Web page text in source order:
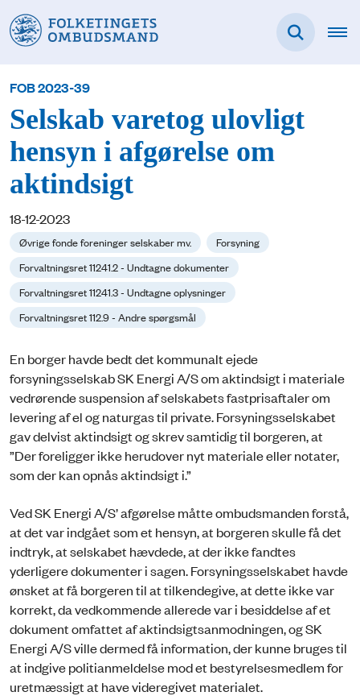
FOB 2023-39
Selskab varetog ulovligt
hensyn i afgørelse om
aktindsigt
18-12-2023
Øvrige fonde foreninger selskaber mv.
Forsyning
Forvaltningsret 11241.2 - Undtagne dokumenter
Forvaltningsret 11241.3 - Undtagne oplysninger
Forvaltningsret 112.9 - Andre spørgsmål
En borger havde bedt det kommunalt ejede
forsyningsselskab SK Energi A/S om aktindsigt i materiale
vedrørende suspension af selskabets fastprisaftaler om
levering af el og naturgas til private. Forsyningsselskabet
gav delvist aktindsigt og skrev samtidig til borgeren, at
”Der foreligger ikke herudover nyt materiale eller notater,
som der kan opnås aktindsigt i.”
Ved SK Energi A/S’ afgørelse måtte ombudsmanden forstå,
at det var indgået som et hensyn, at borgeren skulle få det
indtryk, at selskabet hævdede, at der ikke fandtes
yderligere dokumenter i sagen. Forsyningsselskabet havde
ønsket at få borgeren til at tilkendegive, at dette ikke var
korrekt, da vedkommende allerede var i besiddelse af et
dokument omfattet af aktindsigtsanmodningen, og SK
Energi A/S ville dermed få information, der kunne bruges til
at indgive politianmeldelse mod et bestyrelsesmedlem for
uretmæssigt at have videregivet materialet.